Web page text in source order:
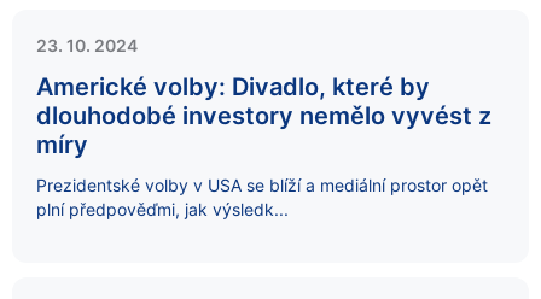
23. 10. 2024
Americké volby: Divadlo, které by
dlouhodobé investory nemělo vyvést z
míry
Prezidentské volby v USA se blíží a mediální prostor opět
plní předpověďmi, jak výsledk...